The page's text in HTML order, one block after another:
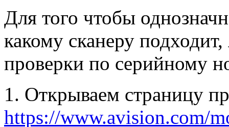
Для того чтобы
какому сканеру подходит,
проверки по серийному
1. Открываем страницу
https://www.avision.com/